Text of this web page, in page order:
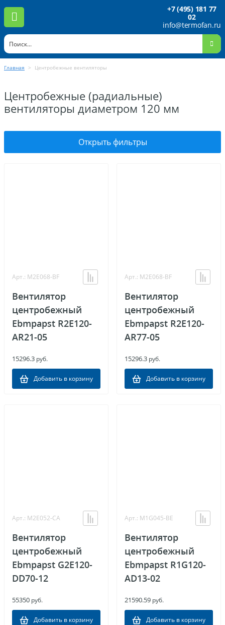
+7 (495) 181 77
02
info@termofan.ru
Главная > Центробежные вентиляторы
Центробежные (радиальные)
вентиляторы диаметром 120 мм
Открыть фильтры
Арт.: M2E068-BF
Вентилятор
центробежный
Ebmpapst R2E120-
AR21-05
15296.3 руб.
Добавить в корзину
Арт.: M2E068-BF
Вентилятор
центробежный
Ebmpapst R2E120-
AR77-05
15296.3 руб.
Добавить в корзину
Арт.: M2E052-CA
Вентилятор
центробежный
Ebmpapst G2E120-
DD70-12
55350 руб.
Добавить в корзину
Арт.: M1G045-BE
Вентилятор
центробежный
Ebmpapst R1G120-
AD13-02
21590.59 руб.
Добавить в корзину